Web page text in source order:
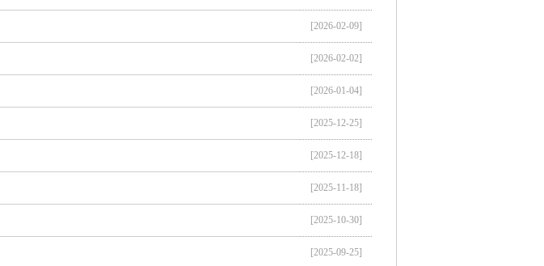
[2026-02-09]
[2026-02-02]
[2026-01-04]
[2025-12-25]
[2025-12-18]
[2025-11-18]
[2025-10-30]
[2025-09-25]